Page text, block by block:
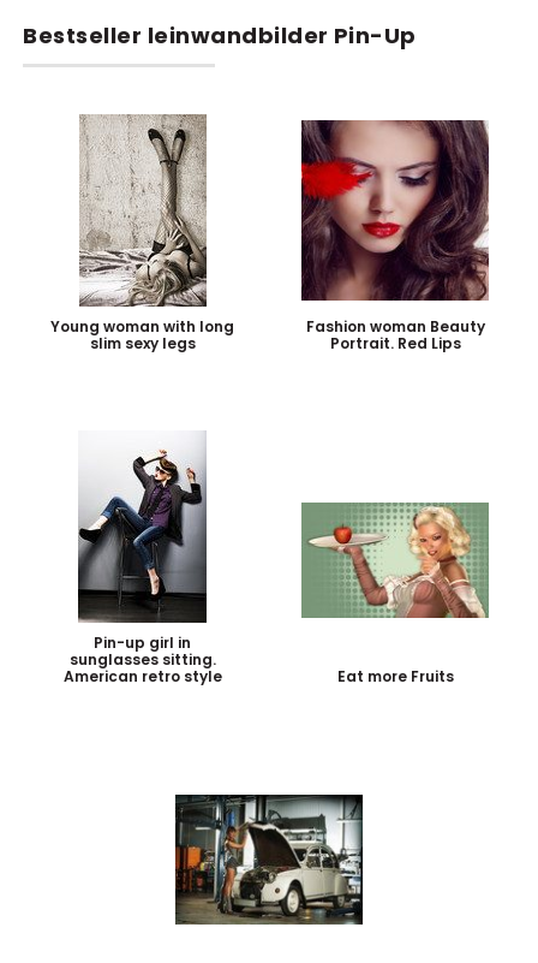
Bestseller leinwandbilder Pin-Up
Young woman with long
slim sexy legs
Fashion woman Beauty
Portrait. Red Lips
Pin-up girl in
sunglasses sitting.
American retro style
Eat more Fruits